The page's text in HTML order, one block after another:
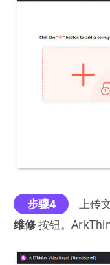
步骤4
上传
维修按钮。